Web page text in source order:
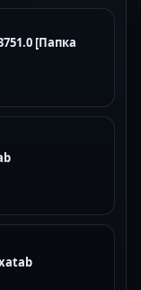
[Папка